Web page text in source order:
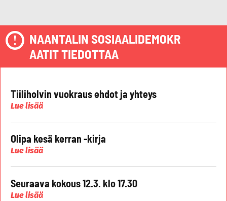
NAANTALIN SOSIAALIDEMOKR
AATIT TIEDOTTAA
Tiiliholvin vuokraus ehdot ja yhteys
Lue lisää
Olipa kesä kerran -kirja
Lue lisää
Seuraava kokous 12.3. klo 17.30
Lue lisää